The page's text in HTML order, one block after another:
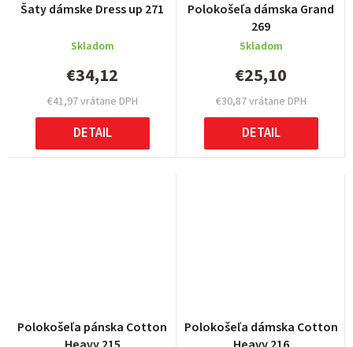
Šaty dámske Dress up 271
Skladom
€41,97 vrátane DPH
€34,12
DETAIL
Polokošeľa dámska Grand
269
Skladom
€30,87 vrátane DPH
€25,10
DETAIL
Polokošeľa pánska Cotton
Polokošeľa dámska Cotton